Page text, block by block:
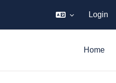
Login
Home